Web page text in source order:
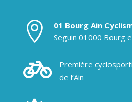
 01 Bourg Ain
Seguin 01000 Bourg

Première
de l’Ain